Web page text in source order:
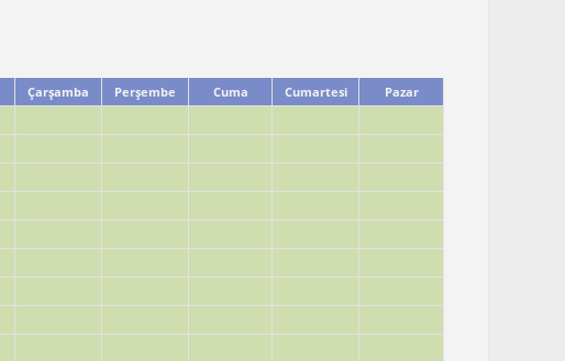
Çarşamba Perşembe Cuma Cumartesi
Pazar